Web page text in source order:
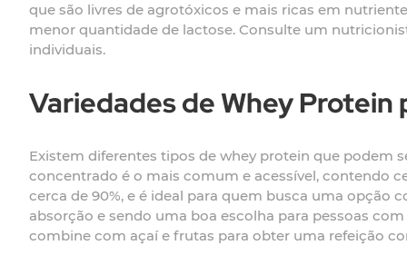
que são livres de agrotóxicos e mais ricas em
menor quantidade de lactose. Consulte um
individuais.
Variedades de Whey Protein
Existem diferentes tipos de whey protein que podem
concentrado é o mais comum e acessível, contendo
cerca de 90%, e é ideal para quem busca uma
absorção e sendo uma boa escolha para pessoas
combine com açaí e frutas para obter uma refeição